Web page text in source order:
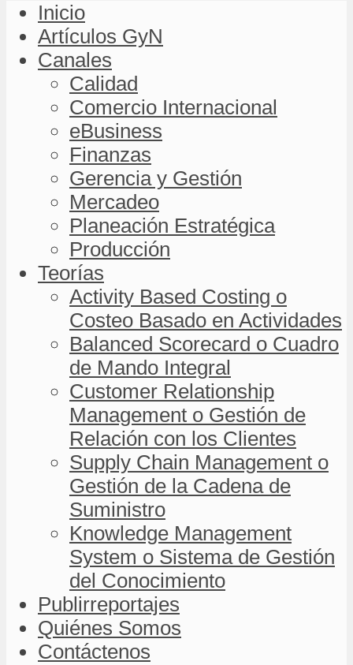
Inicio
Artículos GyN
Canales
Calidad
Comercio Internacional
eBusiness
Finanzas
Gerencia y Gestión
Mercadeo
Planeación Estratégica
Producción
Teorías
Activity Based Costing o
Costeo Basado en Actividades
Balanced Scorecard o Cuadro
de Mando Integral
Customer Relationship
Management o Gestión de
Relación con los Clientes
Supply Chain Management o
Gestión de la Cadena de
Suministro
Knowledge Management
System o Sistema de Gestión
del Conocimiento
Publirreportajes
Quiénes Somos
Contáctenos